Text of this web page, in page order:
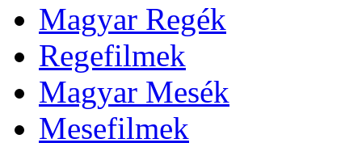
Magyar Regék
Regefilmek
Magyar Mesék
Mesefilmek